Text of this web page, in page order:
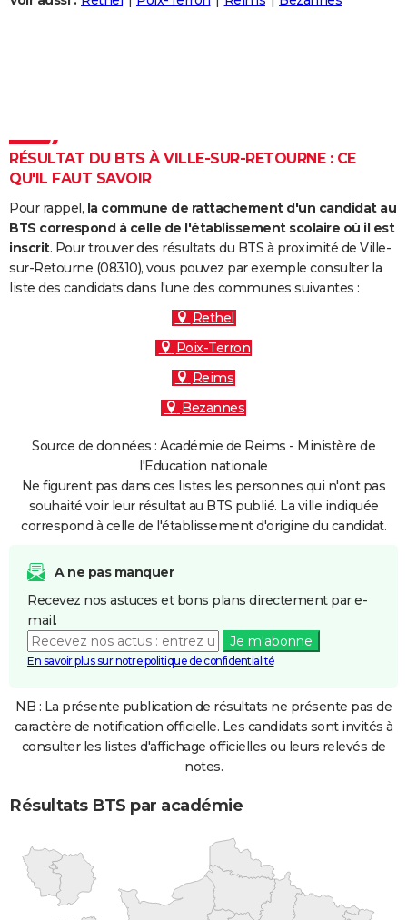
Carte de Noël
Carte Bonne année
Carte Saint-Valentin
Carte Pâques
Carte d'anniversaire
Dictionnaire
Biographies
Citations
Expressions
Proverbes
PROGRAMME TV
COPAINS D'AVANT
S'inscrire
Se connecter
Lycées
Collèges
Primaires
Universités
Entreprises
Service militaire
Avis de recherche
AVIS DE DÉCÈS
RÉSULTAT DU BTS À VILLE-SUR-RETOURNE : CE
QU'IL FAUT SAVOIR
Pour rappel, la commune de rattachement d'un candidat au
BTS correspond à celle de l'établissement scolaire où il est
inscrit. Pour trouver des résultats du BTS à proximité de Ville-
sur-Retourne (08310), vous pouvez par exemple consulter la
liste des candidats dans l'une des communes suivantes :
Rethel
Poix-Terron
Reims
Bezannes
Source de données : Académie de Reims - Ministère de
l'Education nationale
Ne figurent pas dans ces listes les personnes qui n'ont pas
souhaité voir leur résultat au BTS publié. La ville indiquée
correspond à celle de l'établissement d'origine du candidat.
A ne pas manquer
Recevez nos astuces et bons plans directement par e-
mail.
Je m'abonne
En savoir plus sur notre politique de confidentialité
NB : La présente publication de résultats ne présente pas de
caractère de notification officielle. Les candidats sont invités à
consulter les listes d'affichage officielles ou leurs relevés de
notes.
Résultats BTS par académie